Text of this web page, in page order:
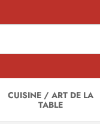
CUISINE / ART DE LA
TABLE